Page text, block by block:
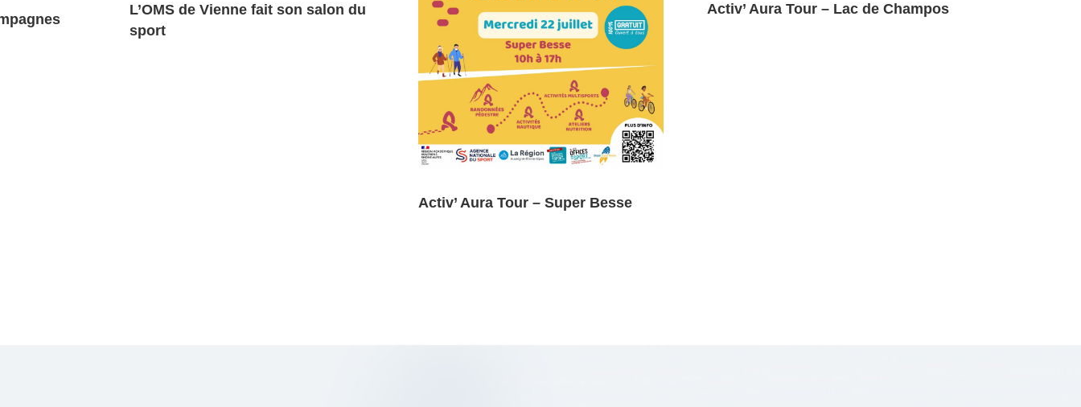
L’OMS de Vienne fait son salon du
sport
Activ’ Aura Tour – Super Besse
Activ’ Aura Tour – Lac de Champos